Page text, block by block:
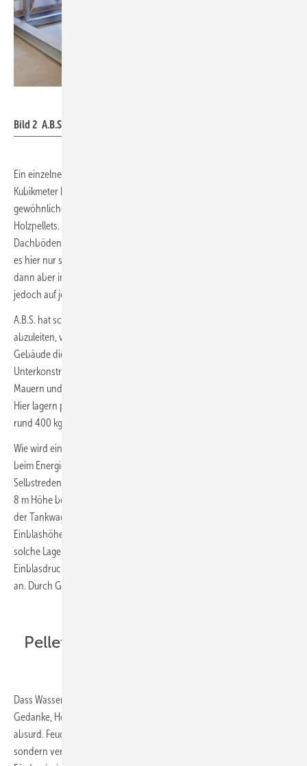
Bild 2 A.B.S.-Silos auf einem Dachboden.
Ein einzelnes Holzpellet mutet winzig und federleicht an. Doch pro
Kubikmeter kommen sie auf ein Schüttgewicht von bis zu 750 kg. Ein
gewöhnliches Einfamilienhaus-Pelletspeicher fasst rund 5 t
Holzpellets. Das drückt auf die Seitenwände und den Boden. Da
Dachböden üblicherweise keine senkrechten Seitenwände haben, ist
es hier nur schwer möglich, Pelletbunker einzubauen. Möglich sind
dann aber immer noch Silolösungen, selbst große. Ein Statiker muss
jedoch auf jeden Fall hinzugezogen werden.
A.B.S. hat schon einige Silos für Dachböden realisiert. Um die Last
abzuleiten, wurden beispielsweise (
Gebäude die beiden Dachboden-Silos auf eine T-Träger-
Unterkonstruktion aufgesetzt. Die Trägerkonstruktion leitet die Last auf
Mauern und Stützen ab und verhindert einen Durchbruch der Decke.
Hier lagern pro Silo 9,5 t Holzpellets. Das Stahlgestell wiegt jeweils
rund 400 kg, eine Gesamtlast von aufgerundet etwa 20 t also.
Wie wird ein solches Lager befüllt? Waagerechte Befüllleitungen sind
beim Energieträger Holzpellets die Regel, aber senkrechte?
Selbstredend darf der außen angesetzte Befüllstutzen sich nicht in
8 m Höhe befinden, sondern muss ebenerdig angeordnet sein, damit
der Tankwagen ihn erreichen kann. In der Praxis zeigt sich, dass
Einblashöhen von 8 bis 15 m keine Schwierigkeit darstellen und
solche Lager praxistauglich befüllt werden. Das gilt auch für den
Einblasdruck: Den Gegebenheiten vor Ort passt man die Förderluft
an. Durch Gewebesilos entweicht sie dann staubfrei wieder.
Pelletlager in feuchten Räumen
Dass Wasser Sägespäne quellen lässt, ist keine Neuigkeit. Der
Gedanke, Holzpellets in feuchten Kellern zu lagern, scheint deshalb
absurd. Feuchte Pellets sind als Brennstoff nicht nur unbrauchbar,
sondern verstopfen im schlechtesten Fall auch die